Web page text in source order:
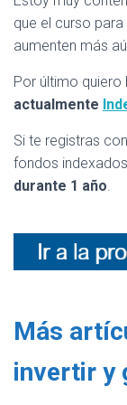
que el curso
aumenten más
Por último quiero
actualmente
Si te registras
fondos
durante 1 año.
Más
invertir y